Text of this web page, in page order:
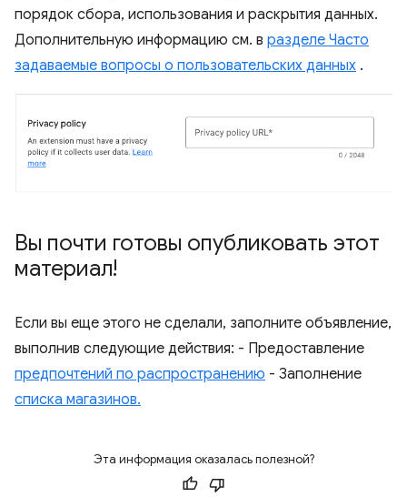
порядок сбора, использования и раскрытия данных.
Дополнительную информацию см. в разделе Часто
задаваемые вопросы о пользовательских данных .
Вы почти готовы опубликовать этот
материал!
Если вы еще этого не сделали, заполните объявление,
выполнив следующие действия: - Предоставление
предпочтений по распространению - Заполнение
списка магазинов.
Эта информация оказалась полезной?